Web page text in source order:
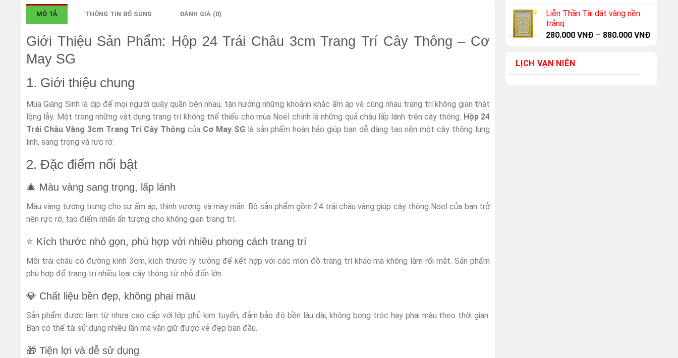
was:
is:
Liễn Thần Tài dát vàng nền
trắng
280.000 VNĐ – 880.000 VNĐ
LỊCH VẠN NIÊN
MÔ TẢ THÔNG TIN BỔ SUNG ĐÁNH GIÁ (0)
Giới Thiệu Sản Phẩm: Hộp 24 Trái Châu 3cm Trang Trí Cây Thông – Cơ
May SG
1. Giới thiệu chung
Mùa Giáng Sinh là dịp để mọi người quây quần bên nhau, tận hưởng những khoảnh khắc ấm áp và cùng nhau trang trí không gian thật
lộng lẫy. Một trong những vật dụng trang trí không thể thiếu cho mùa Noel chính là những quả châu lấp lánh trên cây thông. Hộp 24
Trái Châu Vàng 3cm Trang Trí Cây Thông của Cơ May SGlà sản phẩm hoàn hảo giúp bạn dễ dàng tạo nên một cây thông lung
linh, sang trọng và rực rỡ.
2. Đặc điểm nổi bật
🎄 Màu vàng sang trọng, lấp lánh
Màu vàng tượng trưng cho sự ấm áp, thịnh vượng và may mắn. Bộ sản phẩm gồm 24 trái châu vàng giúp cây thông Noel của bạn trở
nên rực rỡ, tạo điểm nhấn ấn tượng cho không gian trang trí.
⭐ Kích thước nhỏ gọn, phù hợp với nhiều phong cách trang trí
Mỗi trái châu có đường kính 3cm, kích thước lý tưởng để kết hợp với các món đồ trang trí khác mà không làm rối mắt. Sản phẩm
phù hợp để trang trí nhiều loại cây thông từ nhỏ đến lớn.
💎 Chất liệu bền đẹp, không phai màu
Sản phẩm được làm từ nhựa cao cấp với lớp phủ kim tuyến, đảm bảo độ bền lâu dài, không bong tróc hay phai màu theo thời gian.
Bạn có thể tái sử dụng nhiều lần mà vẫn giữ được vẻ đẹp ban đầu.
🎁 Tiện lợi và dễ sử dụng